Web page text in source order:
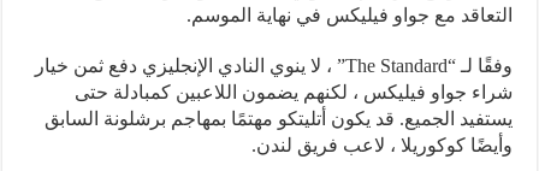
التعاقد مع جواو فيليكس في نهاية الموسم.
وفقًا لـ “The Standard” ، لا ينوي النادي الإنجليزي دفع ثمن خيار
شراء جواو فيليكس ، لكنهم يضمون اللاعبين كمبادلة حتى
يستفيد الجميع. قد يكون أتليتكو ​​مهتمًا بمهاجم برشلونة السابق
وأيضًا كوكوريلا ، لاعب فريق لندن.